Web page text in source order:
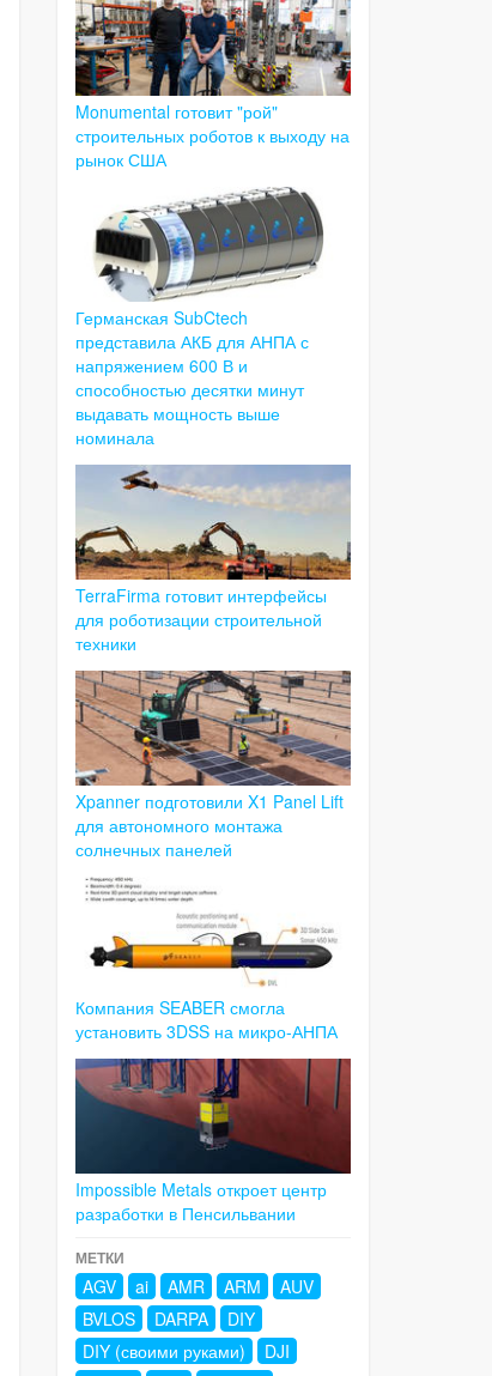
Monumental готовит "рой"
строительных роботов к выходу на
рынок США
Германская SubCtech
представила АКБ для АНПА с
напряжением 600 В и
способностью десятки минут
выдавать мощность выше
номинала
TerraFirma готовит интерфейсы
для роботизации строительной
техники
Xpanner подготовили X1 Panel Lift
для автономного монтажа
солнечных панелей
Компания SEABER смогла
установить 3DSS на микро-АНПА
Impossible Metals откроет центр
разработки в Пенсильвании
МЕТКИ
AGV ai AMR ARM
AUV
BVLOS
DARPA
DIY
DIY (своими руками)
DJI